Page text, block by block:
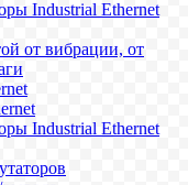
Industrial Ethernet
от вибрации, от
Industrial Ethernet